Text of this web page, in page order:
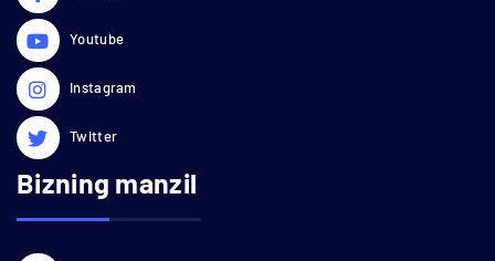
Youtube
Instagram
Twitter
Bizning manzil